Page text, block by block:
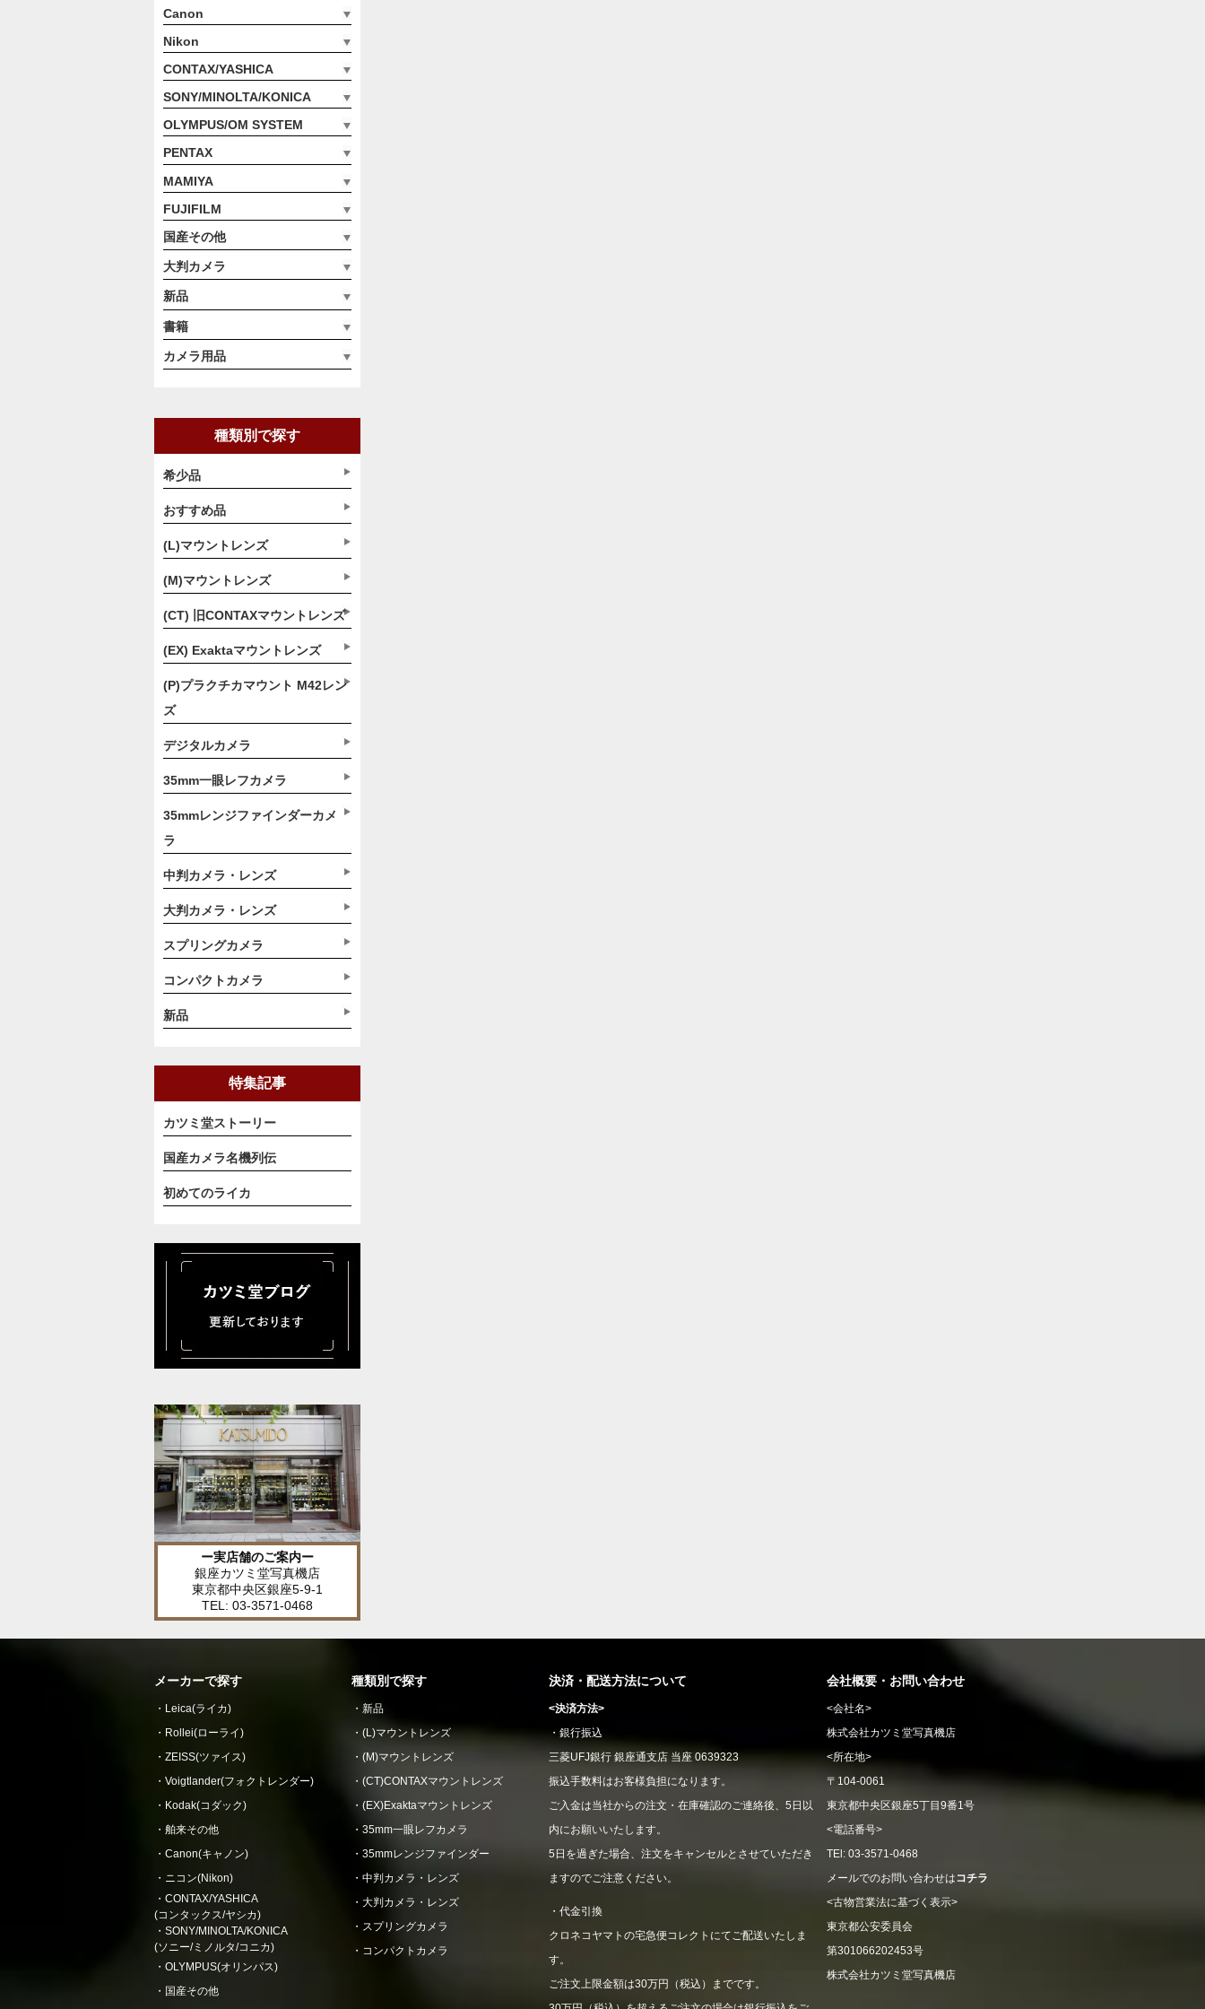
Canon
Nikon
CONTAX/YASHICA
SONY/MINOLTA/KONICA
OLYMPUS/OM SYSTEM
PENTAX
MAMIYA
FUJIFILM
国産その他
大判カメラ
新品
書籍
カメラ用品
種類別で探す
希少品
おすすめ品
(L)マウントレンズ
(M)マウントレンズ
(CT) 旧CONTAXマウントレンズ
(EX) Exaktaマウントレンズ
(P)プラクチカマウント M42レン
ズ
デジタルカメラ
35mm一眼レフカメラ
35mmレンジファインダーカメ
ラ
中判カメラ・レンズ
大判カメラ・レンズ
スプリングカメラ
コンパクトカメラ
新品
特集記事
カツミ堂ストーリー
国産カメラ名機列伝
初めてのライカ
ー実店舗のご案内ー
銀座カツミ堂写真機店
東京都中央区銀座5-9-1
TEL: 03-3571-0468
メーカーで探す
Leica(ライカ)
Rollei(ローライ)
ZEISS(ツァイス)
Voigtlander(フォクトレンダー)
Kodak(コダック)
舶来その他
Canon(キャノン)
ニコン(Nikon)
CONTAX/YASHICA
(コンタックス/ヤシカ)
SONY/MINOLTA/KONICA
(ソニー/ミノルタ/コニカ)
OLYMPUS(オリンパス)
国産その他
種類別で探す
新品
(L)マウントレンズ
(M)マウントレンズ
(CT)CONTAXマウントレンズ
(EX)Exaktaマウントレンズ
35mm一眼レフカメラ
35mmレンジファインダー
中判カメラ・レンズ
大判カメラ・レンズ
スプリングカメラ
コンパクトカメラ
決済・配送方法について
<決済方法>
・銀行振込
三菱UFJ銀行 銀座通支店 当座 0639323
振込手数料はお客様負担になります。
ご入金は当社からの注文・在庫確認のご連絡後、5日以
内にお願いいたします。
5日を過ぎた場合、注文をキャンセルとさせていただき
ますのでご注意ください。
・代金引換
クロネコヤマトの宅急便コレクトにてご配送いたしま
す。
ご注文上限金額は30万円（税込）までです。
会社概要・お問い合わせ
<会社名>
株式会社カツミ堂写真機店
<所在地>
〒104-0061
東京都中央区銀座5丁目9番1号
<電話番号>
TEl: 03-3571-0468
メールでのお問い合わせはコチラ
<古物営業法に基づく表示>
東京都公安委員会
第301066202453号
株式会社カツミ堂写真機店